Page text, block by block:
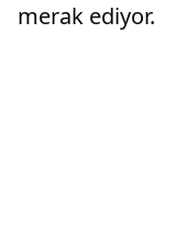
merak ediyor.